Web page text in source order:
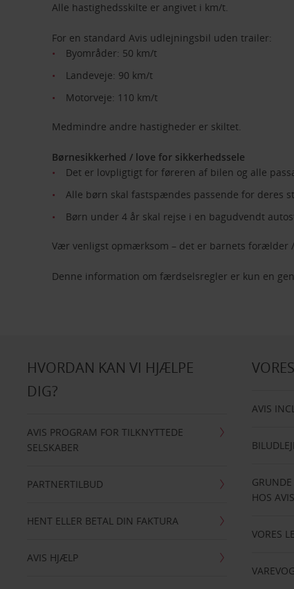
Alle hastighedsskilte er angivet i km/t.
For en standard Avis udlejningsbil uden trailer:
Byområder: 50 km/t
Landeveje: 90 km/t
Motorveje: 110 km/t
Medmindre andre hastigheder er skiltet.
Børnesikkerhed / love for sikkerhedssele
Det er lovpligtigt for føreren af bilen og alle
Alle børn skal fastspændes passende for deres
Børn under 4 år skal rejse i en bagudvendt
Vær venligst opmærksom – det er barnets
Denne information om færdselsregler er kun en
HVORDAN KAN VI HJÆLPE
DIG?
AVIS PROGRAM FOR TILKNYTTEDE
SELSKABER
PARTNERTILBUD
HENT ELLER BETAL DIN FAKTURA
AVIS HJÆLP
AVIS
GRUNDE
HOS AVIS
VORES